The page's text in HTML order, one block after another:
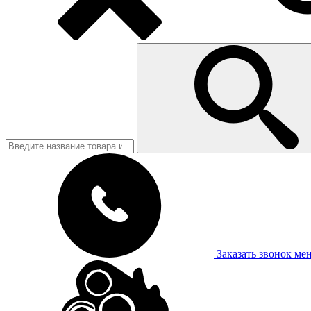
Заказать звонок